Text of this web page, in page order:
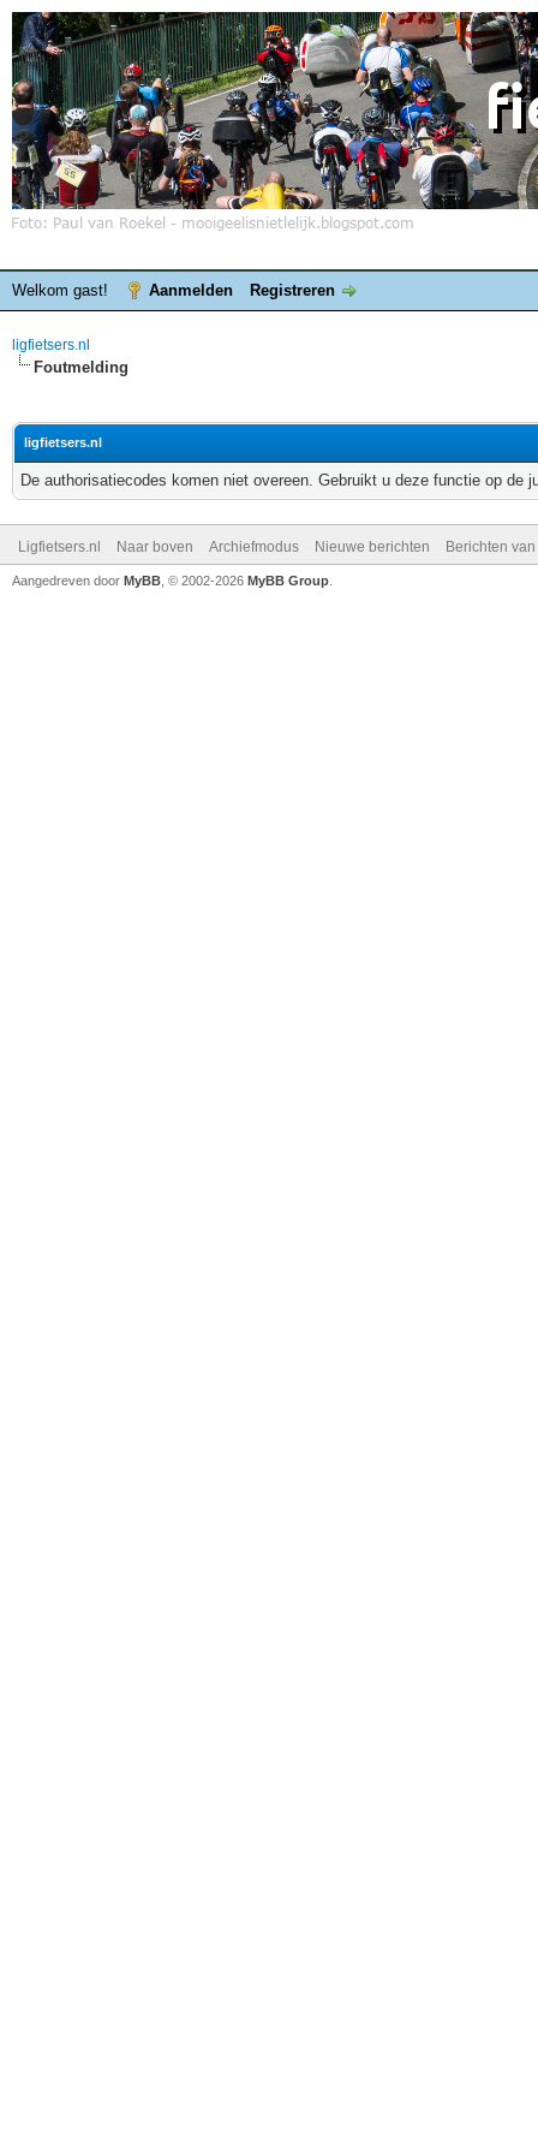
Welkom gast! Aanmelden Registreren
ligfietsers.nl
Foutmelding
ligfietsers.nl
De authorisatiecodes komen niet overeen. Gebruikt u deze functie op de
Ligfietsers.nl Naar boven Archiefmodus Nieuwe berichten Berichten
Aangedreven door MyBB , © 2002-2026 MyBB Group